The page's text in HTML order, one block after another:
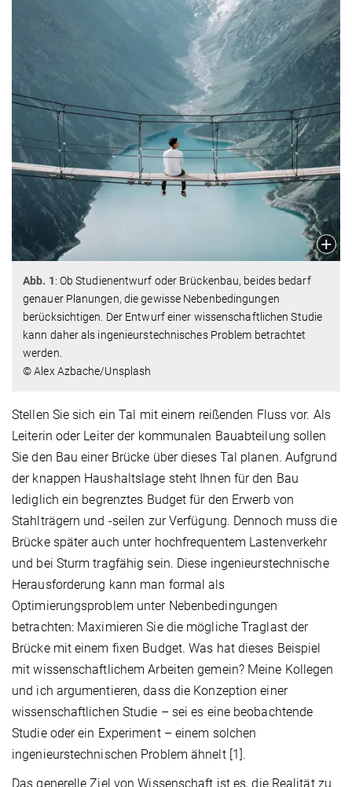
Abb. 1: Ob Studienentwurf oder Brückenbau, beides bedarf
genauer Planungen, die gewisse Nebenbedingungen
berücksichtigen. Der Entwurf einer wissenschaftlichen Studie
kann daher als ingenieurstechnisches Problem betrachtet
werden.
© Alex Azbache/Unsplash
Stellen Sie sich ein Tal mit einem reißenden Fluss vor. Als
Leiterin oder Leiter der kommunalen Bauabteilung sollen
Sie den Bau einer Brücke über dieses Tal planen. Aufgrund
der knappen Haushaltslage steht Ihnen für den Bau
lediglich ein begrenztes Budget für den Erwerb von
Stahlträgern und -seilen zur Verfügung. Dennoch muss die
Brücke später auch unter hochfrequentem Lastenverkehr
und bei Sturm tragfähig sein. Diese ingenieurstechnische
Herausforderung kann man formal als
Optimierungsproblem unter Nebenbedingungen
betrachten: Maximieren Sie die mögliche Traglast der
Brücke mit einem fixen Budget. Was hat dieses Beispiel
mit wissenschaftlichem Arbeiten gemein? Meine Kollegen
und ich argumentieren, dass die Konzeption einer
wissenschaftlichen Studie – sei es eine beobachtende
Studie oder ein Experiment – einem solchen
ingenieurstechnischen Problem ähnelt [1].
Das generelle Ziel von Wissenschaft ist es, die Realität zu